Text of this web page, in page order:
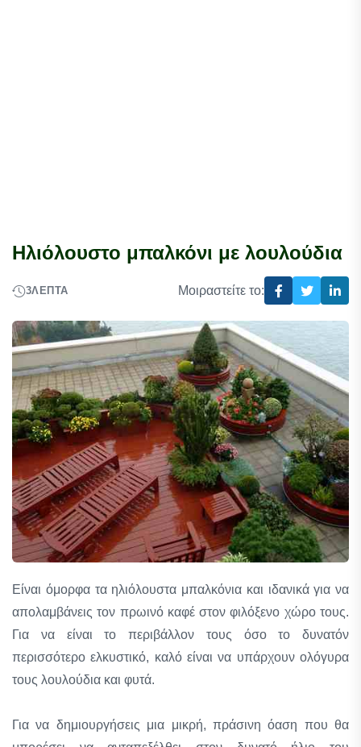
Ηλιόλουστο μπαλκόνι με λουλούδια
3ΛΕΠΤΆ Μοιραστείτε το:
Είναι όμορφα τα ηλιόλουστα μπαλκόνια και ιδανικά για να
απολαμβάνεις τον πρωινό καφέ στον φιλόξενο χώρο τους.
Για να είναι το περιβάλλον τους όσο το δυνατόν
περισσότερο ελκυστικό, καλό είναι να υπάρχουν ολόγυρα
τους λουλούδια και φυτά.
Για να δημιουργήσεις μια μικρή, πράσινη όαση που θα